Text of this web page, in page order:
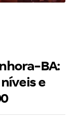
BA:
e